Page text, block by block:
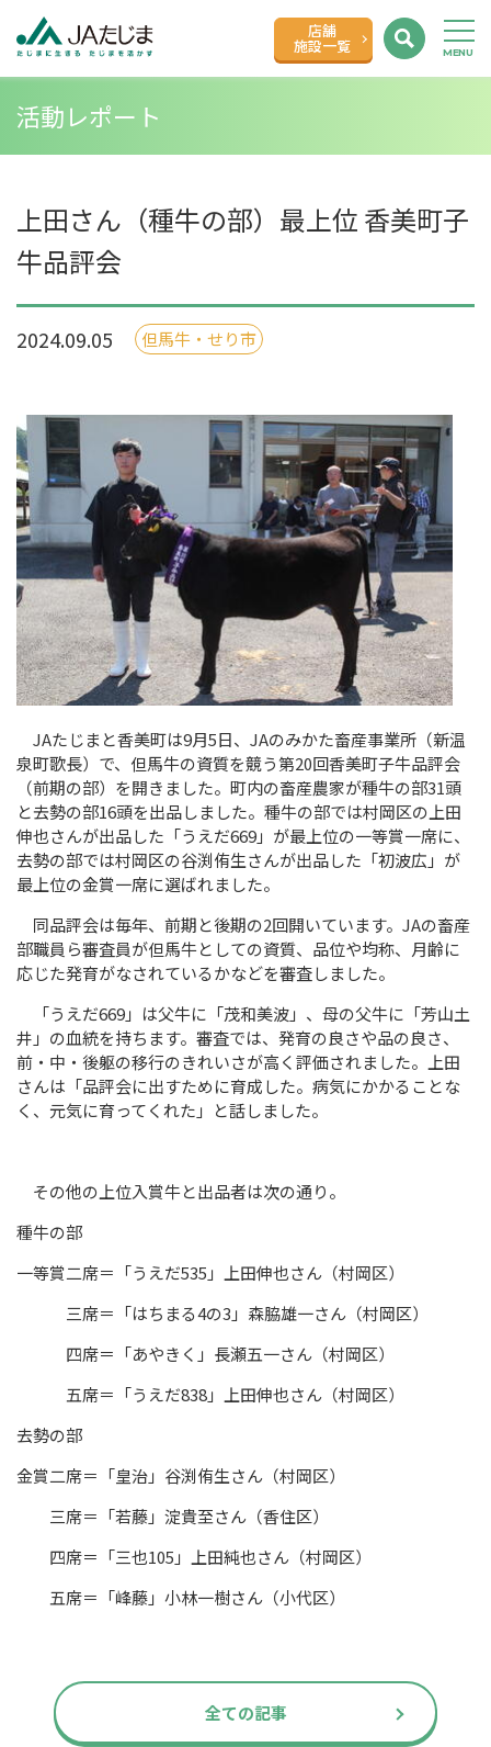
店舗
施設一覧
活動レポート
上田さん（種牛の部）最上位 香美町子
牛品評会
2024.09.05 但馬牛・せり市
JAたじまと香美町は9月5日、 JAのみかた畜産事業所（新温
泉町歌長）で、但馬牛の資質を競う第20回香美町子牛品評会
（前期の部）を開きました。町内の畜産農家が種牛の部31頭
と去勢の部16頭を出品しました。種牛の部では村岡区の上田
伸也さんが出品した「うえだ669」が最上位の一等賞一席に、
去勢の部では村岡区の谷渕侑生さんが出品した「初波広」が
最上位の金賞一席に選ばれました。
同品評会は毎年、前期と後期の2回開いています。 JAの畜産
部職員ら審査員が但馬牛としての資質、品位や均称、月齢に
応じた発育がなされているかなどを審査しました。
「うえだ669」は父牛に「茂和美波」、母の父牛に「芳山土
井」の血統を持ちます。審査では、発育の良さや品の良さ、
前・中・後躯の移行のきれいさが高く評価されました。上田
さんは「品評会に出すために育成した。病気にかかることな
く、元気に育ってくれた」と話しました。
その他の上位入賞牛と出品者は次の通り。
種牛の部
一等賞二席＝「うえだ535 」上田伸也さん（村岡区）
三席＝「はちまる4の3 」森脇雄一さん（村岡区）
四席＝「あやきく」長瀬五一さん（村岡区）
五席＝「うえだ838」上田伸也さん（村岡区）
去勢の部
金賞二席＝「皇治」谷渕侑生さん（村岡区）
三席＝「若藤」淀貴至さん（香住区）
四席＝「三也105 」上田純也さん（村岡区）
五席＝「峰藤」小林一樹さん（小代区）
全ての記事